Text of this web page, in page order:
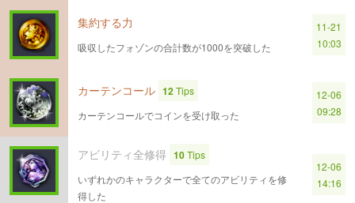
集約する力
吸収したフォゾンの合計数が1000を突破した
11-21
10:03
カーテンコール 12Tips
カーテンコールでコインを受け取った
12-06
09:28
アビリティ全修得 10Tips
いずれかのキャラクターで全てのアビリティを修
得した
12-06
14:16